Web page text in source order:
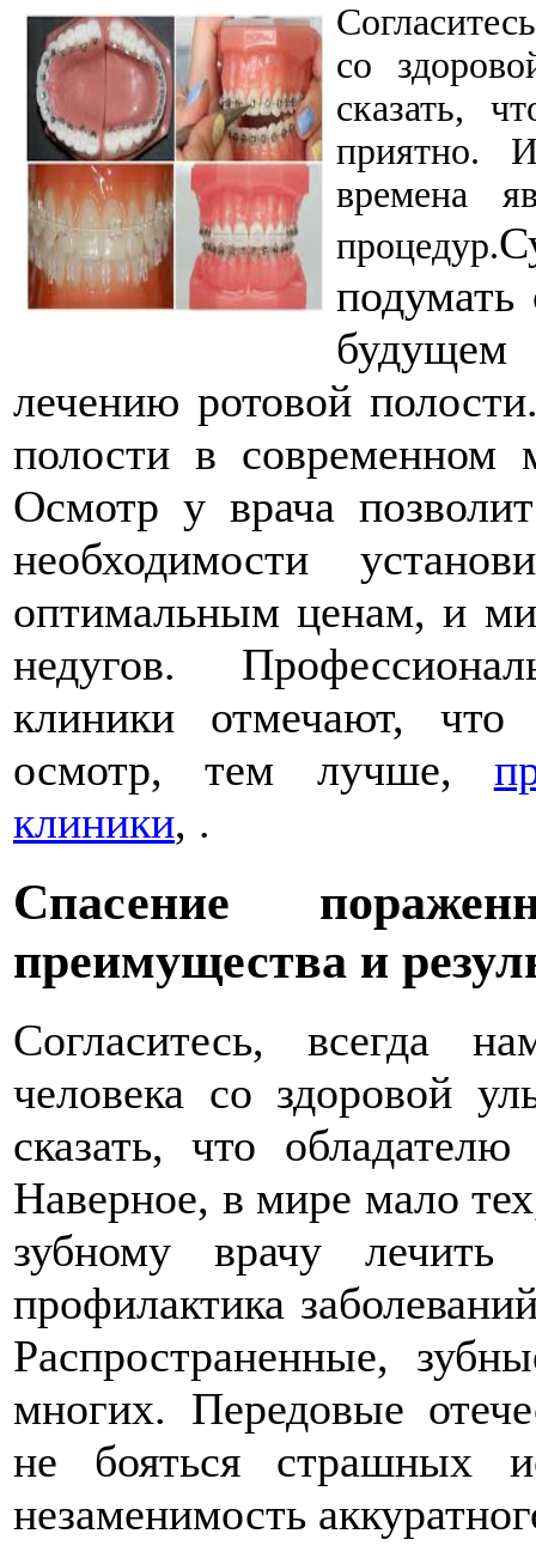
со
сказать,
приятно.
времена
процедур.
лечению ротовой
полости в современном
Осмотр у врача
необходимости
оптимальным ценам, и
недугов.
клиники отмечают,
осмотр, тем лучше,
клиники, .
Спасение
преимущества и
Согласитесь, всегда
человека со здоровой
сказать, что
Наверное, в мире мало
зубному врачу лечить
профилактика
Распространенные,
многих. Передовые
не бояться страшных
незаменимость